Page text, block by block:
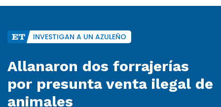
INVESTIGAN A UN AZULEÑO
Allanaron dos forrajerías
por presunta venta ilegal de
animales